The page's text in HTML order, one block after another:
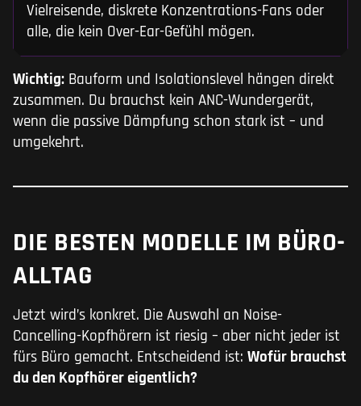
Vielreisende, diskrete Konzentrations-Fans oder
alle, die kein Over-Ear-Gefühl mögen.
Wichtig: Bauform und Isolationslevel hängen direkt
zusammen. Du brauchst kein ANC-Wundergerät,
wenn die passive Dämpfung schon stark ist – und
umgekehrt.
DIE BESTEN MODELLE IM BÜRO-
ALLTAG
Jetzt wird’s konkret. Die Auswahl an Noise-
Cancelling-Kopfhörern ist riesig – aber nicht jeder ist
fürs Büro gemacht. Entscheidend ist: Wofür brauchst
du den Kopfhörer eigentlich?